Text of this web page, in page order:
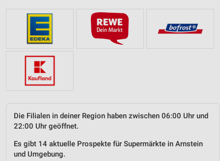
Die Filialen in deiner Region haben zwischen 06:00 Uhr und
22:00 Uhr geöffnet.
Es gibt 14 aktuelle Prospekte für Supermärkte in Arnstein
und Umgebung.